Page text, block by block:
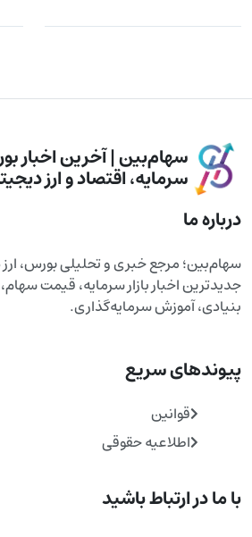
سهام‌بین | آخرین اخبار
سرمایه، اقتصاد و ارز
درباره ما
سهام‌بین؛ مرجع خبری و تحلیلی بورس، ارز
جدیدترین اخبار بازار سرمایه، قیمت
بنیادی، آموزش سرمایه‌گذاری.
پیوندهای سریع
قوانین
اطلاعیه حقوقی
با ما در ارتباط باشید